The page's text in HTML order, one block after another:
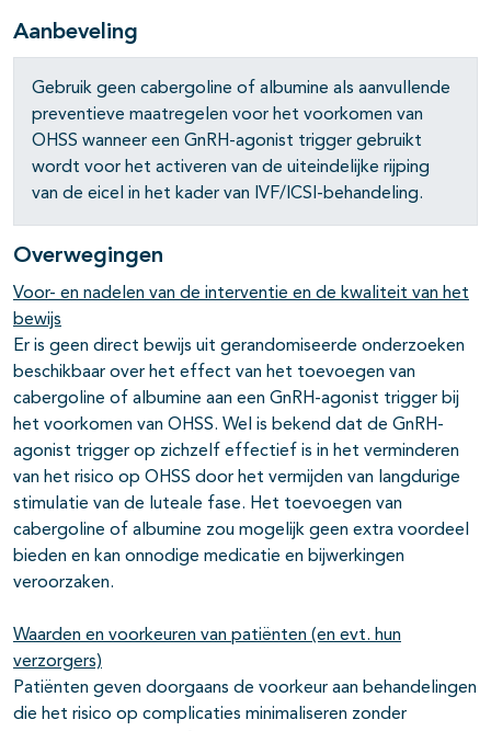
Aanbeveling
Gebruik geen cabergoline of albumine als aanvullende
preventieve maatregelen voor het voorkomen van
OHSS wanneer een GnRH-agonist trigger gebruikt
wordt voor het activeren van de uiteindelijke rijping
van de eicel in het kader van IVF/ICSI-behandeling.
Overwegingen
Voor- en nadelen van de interventie en de kwaliteit van het
bewijs
Er is geen direct bewijs uit gerandomiseerde onderzoeken
beschikbaar over het effect van het toevoegen van
cabergoline of albumine aan een GnRH-agonist trigger bij
het voorkomen van OHSS. Wel is bekend dat de GnRH-
agonist trigger op zichzelf effectief is in het verminderen
van het risico op OHSS door het vermijden van langdurige
stimulatie van de luteale fase. Het toevoegen van
cabergoline of albumine zou mogelijk geen extra voordeel
bieden en kan onnodige medicatie en bijwerkingen
veroorzaken.
Waarden en voorkeuren van patiënten (en evt. hun
verzorgers)
Patiënten geven doorgaans de voorkeur aan behandelingen
die het risico op complicaties minimaliseren zonder